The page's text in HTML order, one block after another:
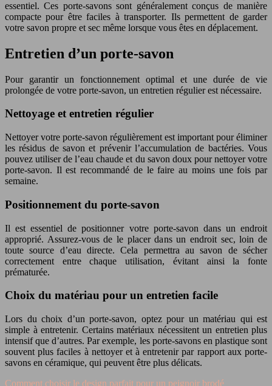
essentiel. Ces porte-savons sont généralement conçus de manière
compacte pour être faciles à transporter. Ils permettent de garder
votre savon propre et sec même lorsque vous êtes en déplacement.
Entretien d’un porte-savon
Pour garantir un fonctionnement optimal et une durée de vie
prolongée de votre porte-savon, un entretien régulier est nécessaire.
Nettoyage et entretien régulier
Nettoyer votre porte-savon régulièrement est important pour éliminer
les résidus de savon et prévenir l’accumulation de bactéries. Vous
pouvez utiliser de l’eau chaude et du savon doux pour nettoyer votre
porte-savon. Il est recommandé de le faire au moins une fois par
semaine.
Positionnement du porte-savon
Il est essentiel de positionner votre porte-savon dans un endroit
approprié. Assurez-vous de le placer dans un endroit sec, loin de
toute source d’eau directe. Cela permettra au savon de sécher
correctement entre chaque utilisation, évitant ainsi la fonte
prématurée.
Choix du matériau pour un entretien facile
Lors du choix d’un porte-savon, optez pour un matériau qui est
simple à entretenir. Certains matériaux nécessitent un entretien plus
intensif que d’autres. Par exemple, les porte-savons en plastique sont
souvent plus faciles à nettoyer et à entretenir par rapport aux porte-
savons en céramique, qui peuvent être plus délicats.
Comment choisir le design parfait pour un peignoir brodé